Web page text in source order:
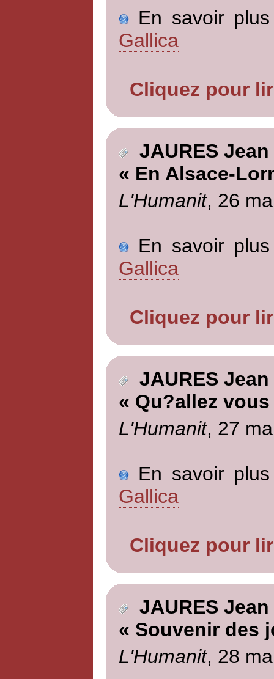
En savoir
Gallica
Cliquez pour
JAURES Jean
« En Alsace-
L'Humanit, 26
En savoir
Gallica
Cliquez pour
JAURES Jean
« Qu?allez
L'Humanit, 27
En savoir
Gallica
Cliquez pour
JAURES Jean
« Souvenir des
L'Humanit, 28